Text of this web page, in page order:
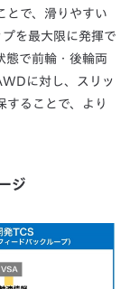
とで、滑りやすい
を最大限に発揮で
態で前輪・後輪両
に対し、スリッ
することで、より
ジ